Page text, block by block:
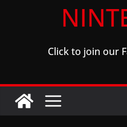
Click to join our